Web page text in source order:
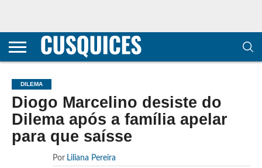
CONTACTOS
HOME
POLÍTICA DE
E COOKIES
SOBRE
TERMOS E
TRANSPARÊNCIA
METODOLOGIA
DILEMA
Diogo Marcelino desiste do
Dilema após a família apelar
para que saísse
Por Liliana Pereira